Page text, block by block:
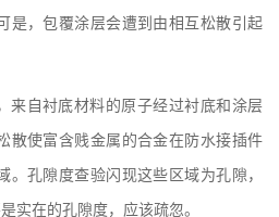
是，包覆涂层会遭到由相互松散引起
来自衬底材料 的原子经过衬底和涂层
散使富含贱金属的合金在防水接插件
。孔隙度查验闪现这些区域为孔隙，
实在的孔隙度，应该疏忽。